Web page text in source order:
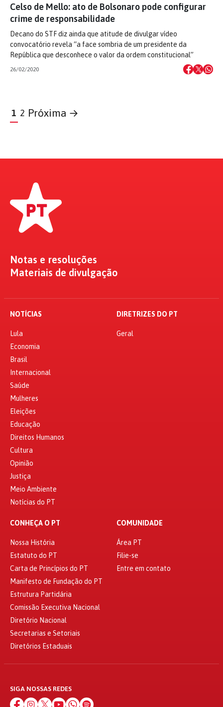
Celso de Mello: ato de Bolsonaro pode configurar
crime de responsabilidade
Decano do STF diz ainda que atitude de divulgar vídeo
convocatório revela “a face sombria de um presidente da
República que desconhece o valor da ordem constitucional”
26/02/2020
1 2 Próxima →
Notas e resoluções
Materiais de divulgação
NOTÍCIAS
Lula
Economia
Brasil
Internacional
Saúde
Mulheres
Eleições
Educação
Direitos Humanos
Cultura
Opinião
Justiça
Meio Ambiente
Notícias do PT
DIRETRIZES DO PT
Geral
CONHEÇA O PT
Nossa História
Estatuto do PT
Carta de Princípios do PT
Manifesto de Fundação do PT
Estrutura Partidária
Comissão Executiva Nacional
Diretório Nacional
Secretarias e Setoriais
Diretórios Estaduais
COMUNIDADE
Área PT
Filie-se
Entre em contato
SIGA NOSSAS REDES